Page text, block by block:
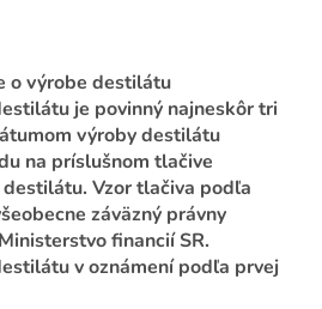
o výrobe destilátu
je povinný najneskôr tri
výroby destilátu
na príslušnom tlačive
Vzor tlačiva podľa
záväzný právny
financií SR.
v oznámení podľa prvej